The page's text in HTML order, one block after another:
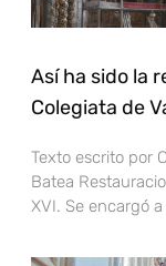
Así ha sido la
Colegiata de
Texto escrito por
Batea
XVI. Se encargó